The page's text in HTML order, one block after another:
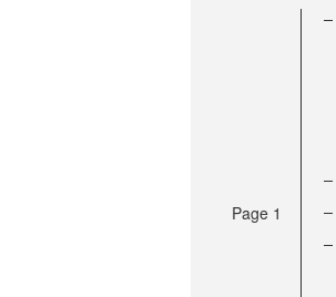
Page 1